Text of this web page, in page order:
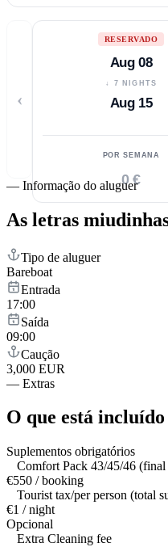
‹
RESERVADO
Aug 08
↓ 7 NIGHTS
Aug 15
POR SEMANA
0 €
— Informação do aluguer
As letras
Tipo de aluguer
Bareboat
Entrada
17:00
Saída
09:00
Caução
3,000 EUR
— Extras
O que está
Suplementos obrigatórios
Comfort Pack 43/45/46
€550 / booking
Tourist tax/per person (total
€1 / night
Opcional
Extra Cleaning fee